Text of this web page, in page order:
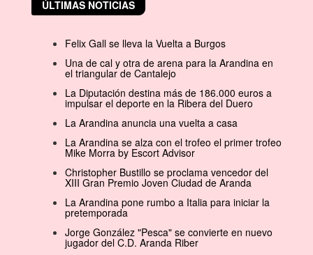
ÚLTIMAS NOTICIAS
Felix Gall se lleva la Vuelta a Burgos
Una de cal y otra de arena para la Arandina en
el triangular de Cantalejo
La Diputación destina más de 186.000 euros a
impulsar el deporte en la Ribera del Duero
La Arandina anuncia una vuelta a casa
La Arandina se alza con el trofeo el primer trofeo
Mike Morra by Escort Advisor
Christopher Bustillo se proclama vencedor del
XIII Gran Premio Joven Ciudad de Aranda
La Arandina pone rumbo a Italia para iniciar la
pretemporada
Jorge González "Pesca" se convierte en nuevo
jugador del C.D. Aranda Riber